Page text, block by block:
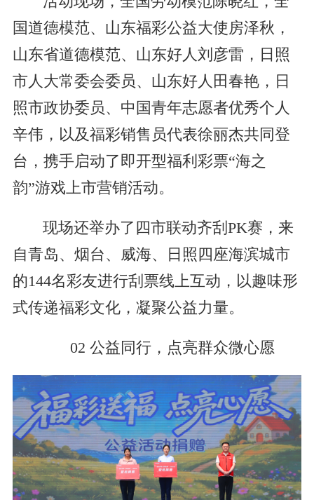
国道德模范、山东福彩公益大使房泽秋，
山东省道德模范、山东好人刘彦雷，日照
市人大常委会委员、山东好人田春艳，日
照市政协委员、中国青年志愿者优秀个人
辛伟，以及福彩销售员代表徐丽杰共同登
台，携手启动了即开型福利彩票“海之
韵”游戏上市营销活动。
现场还举办了四市联动齐刮PK赛，来
自青岛、烟台、威海、日照四座海滨城市
的144名彩友进行刮票线上互动，以趣味形
式传递福彩文化，凝聚公益力量。
02 公益同行，点亮群众微心愿